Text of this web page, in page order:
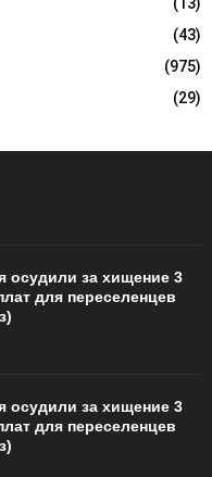
(43)
(975)
(29)
осудили за хищение 3
для переселенцев
осудили за хищение 3
для переселенцев